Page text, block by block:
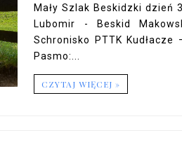
Mały Szlak Beskidzki dzień
Lubomir - Beskid
Schronisko PTTK
Pasmo:...
CZYTAJ WIĘCEJ »